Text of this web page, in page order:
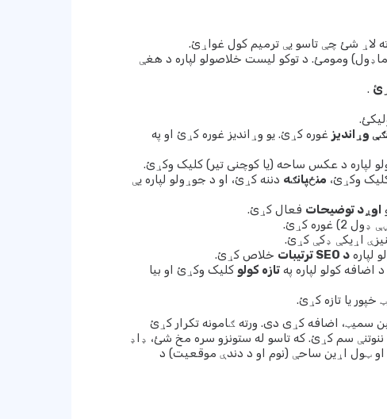
ومومئ. د توکو لیست خلاصولو لپاره د هغې
.
غوره کړئ. یو وړاندیز غوره کړئ او په
لپاره د عکس ساحه (یا کوچنی تیر) کلیک وکړئ.
وکړئ، منځپانګه دننه کړئ، او د جوړولو لپاره یې
اوږد توضیحات فعال کړئ.
2) غوره کړئ.
اړیکې ډکې کړئ.
د SEO ترتیبات
خلاص کړئ.
کولو لپاره پهتازه کولو کلیک وکړئ او بیا
خپور یا تازه کړئ.
سمیټ، اضافه کړی دی. ورته ګامونه تکرار کړئ
سم کړئ. که تاسو له ستونزو سره مخ شئ، ډاډ
ټول اړین ساحې (نوم او د دندې موقعیت) د